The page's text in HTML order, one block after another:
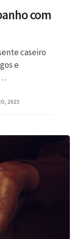
com
caseiro
e
2023